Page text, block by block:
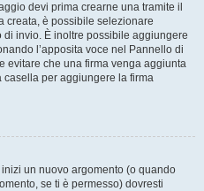
devi prima crearne una tramite il
creata, è possibile selezionare
di invio. È inoltre possibile aggiungere
l’apposita voce nel Pannello di
evitare che una firma venga aggiunta
per aggiungere la firma
un nuovo argomento (o quando
se ti è permesso) dovresti